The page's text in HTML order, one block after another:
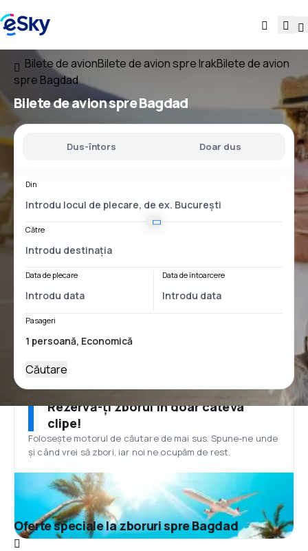
Bilete de avionBilete de avion spre IrakBilete de avion
spre Bagdad
Bilete de avion spre Bagdad
Dus-întors Doar dus
Din
Către
Data de plecare Data de întoarcere
Pasageri
Căutare
Rezervă-ți zborul în doar câteva
clipe!
Folosește motorul de căutare de mai sus. Spune-ne unde
și când vrei să zbori, iar noi ne ocupăm de rest.
Oferte speciale la zboruri spre Bagdad